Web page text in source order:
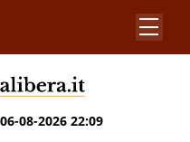
06-08-2026 22:09